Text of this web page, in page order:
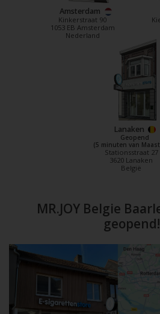
Amsterdam
Kinkerstraat 90
1053 EB Amsterdam
Nederland
Lanaken
Geopend
(5 minuten van
Stationsstraat 27
3620 Lanaken
België
MR.JOY Belgie